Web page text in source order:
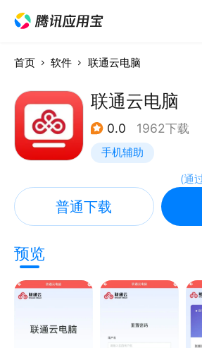
首页 软件 联通云电脑
联通云电脑
0.0 1962下载
手机辅助
(通
普通下载
预览